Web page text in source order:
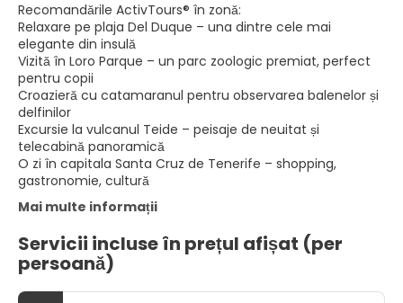
Recomandările ActivTours® în zonă:
Relaxare pe plaja Del Duque – una dintre cele mai
elegante din insulă
Vizită în Loro Parque – un parc zoologic premiat, perfect
pentru copii
Croazieră cu catamaranul pentru observarea balenelor și
delfinilor
Excursie la vulcanul Teide – peisaje de neuitat și
telecabină panoramică
O zi în capitala Santa Cruz de Tenerife – shopping,
gastronomie, cultură
Mai multe informații
Servicii incluse în prețul afișat (per
persoană)